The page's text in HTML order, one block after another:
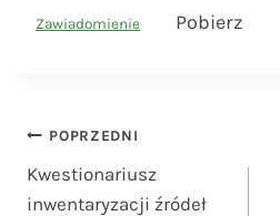
Zawiadomienie Pobierz
Nawigacja
wpisu
POPRZEDNI
Kwestionariusz
inwentaryzacji źródeł